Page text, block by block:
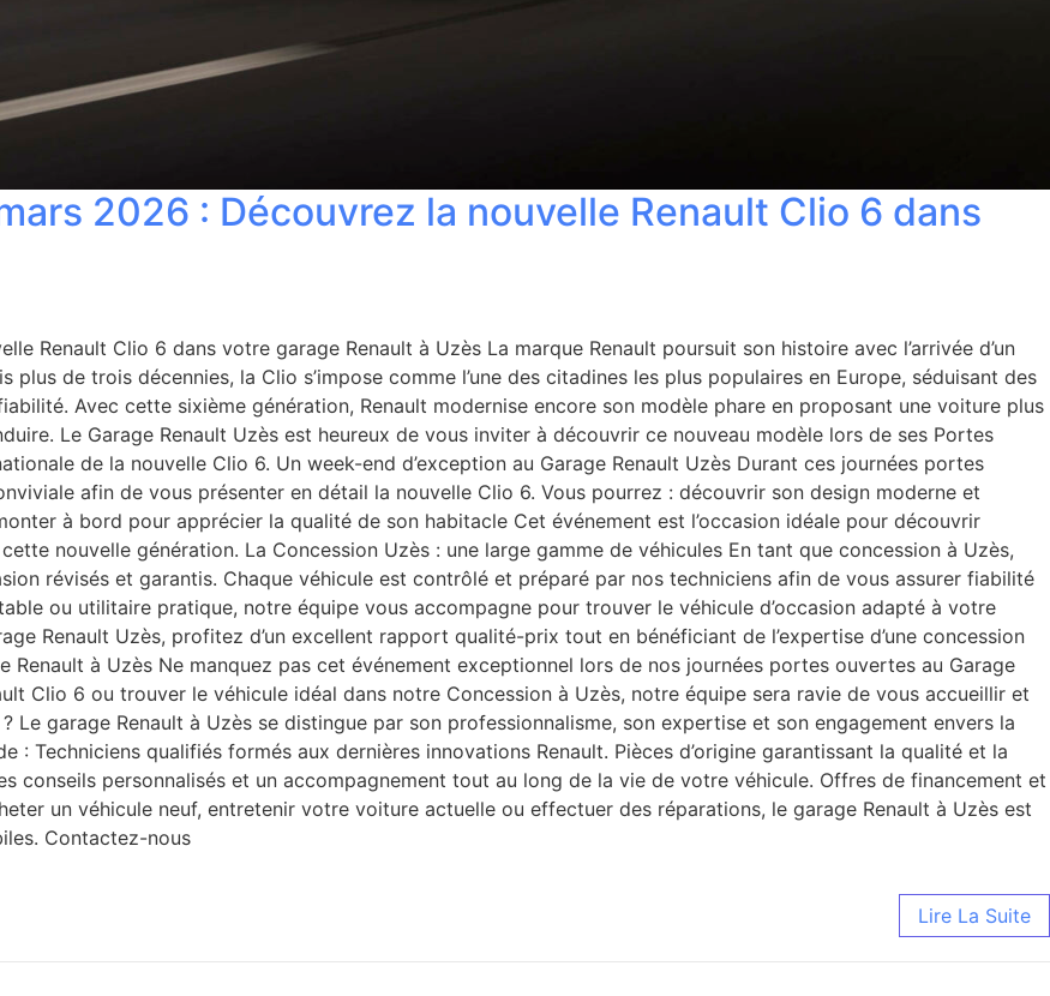
2026 : Découvrez la nouvelle Renault Clio 6 dans
Renault Clio 6 dans votre garage Renault à Uzès La marque Renault poursuit son histoire avec l’arrivée d’un
de trois décennies, la Clio s’impose comme l’une des citadines les plus populaires en Europe, séduisant des
Avec cette sixième génération, Renault modernise encore son modèle phare en proposant une voiture plus
Le Garage Renault Uzès est heureux de vous inviter à découvrir ce nouveau modèle lors de ses Portes
de la nouvelle Clio 6. Un week-end d’exception au Garage Renault Uzès Durant ces journées portes
afin de vous présenter en détail la nouvelle Clio 6. Vous pourrez : découvrir son design moderne et
à bord pour apprécier la qualité de son habitacle Cet événement est l’occasion idéale pour découvrir
nouvelle génération. La Concession Uzès : une large gamme de véhicules En tant que concession à Uzès,
révisés et garantis. Chaque véhicule est contrôlé et préparé par nos techniciens afin de vous assurer fiabilité
ou utilitaire pratique, notre équipe vous accompagne pour trouver le véhicule d’occasion adapté à votre
Renault Uzès, profitez d’un excellent rapport qualité-prix tout en bénéficiant de l’expertise d’une concession
Renault à Uzès Ne manquez pas cet événement exceptionnel lors de nos journées portes ouvertes au Garage
Clio 6 ou trouver le véhicule idéal dans notre Concession à Uzès, notre équipe sera ravie de vous accueillir et
Le garage Renault à Uzès se distingue par son professionnalisme, son expertise et son engagement envers la
Techniciens qualifiés formés aux dernières innovations Renault. Pièces d’origine garantissant la qualité et la
conseils personnalisés et un accompagnement tout au long de la vie de votre véhicule. Offres de financement et
un véhicule neuf, entretenir votre voiture actuelle ou effectuer des réparations, le garage Renault à Uzès est
Contactez-nous
Lire La Suite